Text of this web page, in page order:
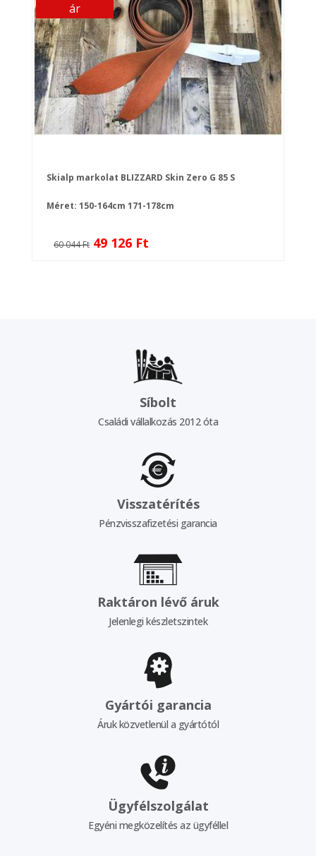
ár
Skialp markolat BLIZZARD Skin Zero G 85 S
Méret: 150-164cm 171-178cm
60 044 Ft 49 126 Ft
Síbolt
Családi vállalkozás 2012 óta
Visszatérítés
Pénzvisszafizetési garancia
Raktáron lévő áruk
Jelenlegi készletszintek
Gyártói garancia
Áruk közvetlenül a gyártótól
Ügyfélszolgálat
Egyéni megközelítés az ügyféllel